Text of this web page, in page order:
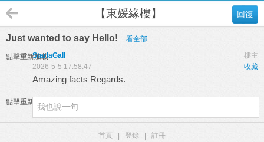
回復
【東媛緣樓】
Just wanted to say Hello! 看全部
點擊重新加載 樓主
StarlaGall
收藏
2026-5-5 17:58:47
Amazing facts Regards.
點擊重新加載
首頁 登錄
註冊